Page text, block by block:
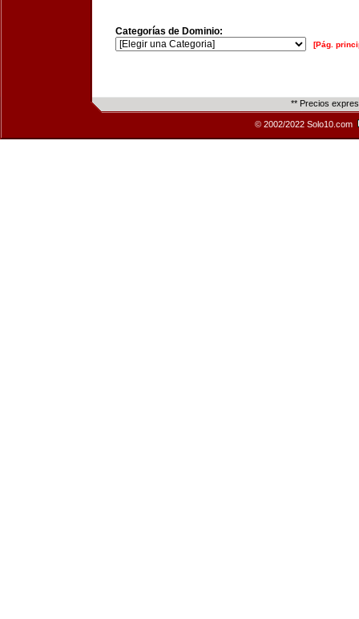
Categorías de Dominio:
[Pág.
** Precios
© 2002/2022 Solo10.com